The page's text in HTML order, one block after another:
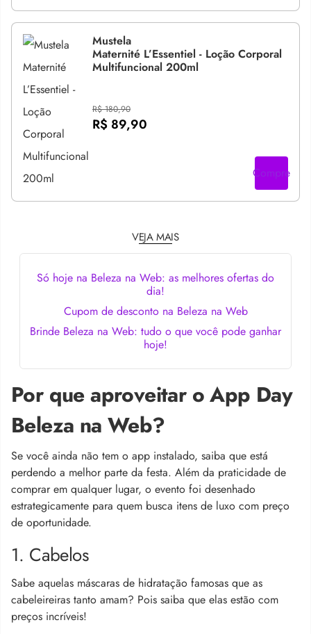
Mustela
Maternité L’Essentiel - Loção Corporal
Multifuncional 200ml
R$ 180,90
R$ 89,90
Compre
VEJA MAIS
Só hoje na Beleza na Web: as melhores ofertas do
dia!
Cupom de desconto na Beleza na Web
Brinde Beleza na Web: tudo o que você pode ganhar
hoje!
Por que aproveitar o App Day
Beleza na Web?
Se você ainda não tem o app instalado, saiba que está
perdendo a melhor parte da festa. Além da praticidade de
comprar em qualquer lugar, o evento foi desenhado
estrategicamente para quem busca itens de luxo com preço
de oportunidade.
1. Cabelos
Sabe aquelas máscaras de hidratação famosas que as
cabeleireiras tanto amam? Pois saiba que elas estão com
preços incríveis!